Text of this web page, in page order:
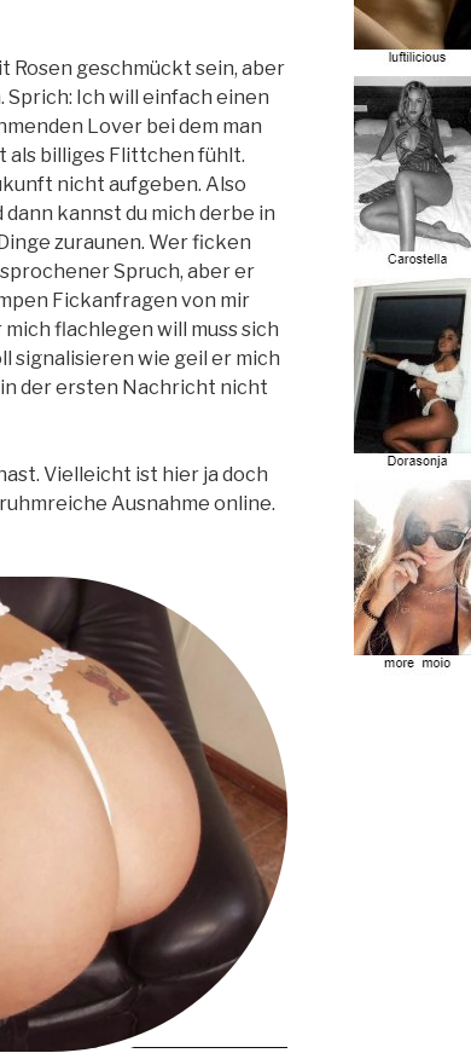
Rosen geschmückt sein, aber
Ich will einfach einen
Lover bei dem man
als billiges Flittchen fühlt.
nicht aufgeben. Also
kannst du mich derbe in
zuraunen. Wer ficken
Spruch, aber er
Fickanfragen von mir
flachlegen will muss sich
signalisieren wie geil er mich
der ersten Nachricht nicht
Vielleicht ist hier ja doch
Ausnahme online.